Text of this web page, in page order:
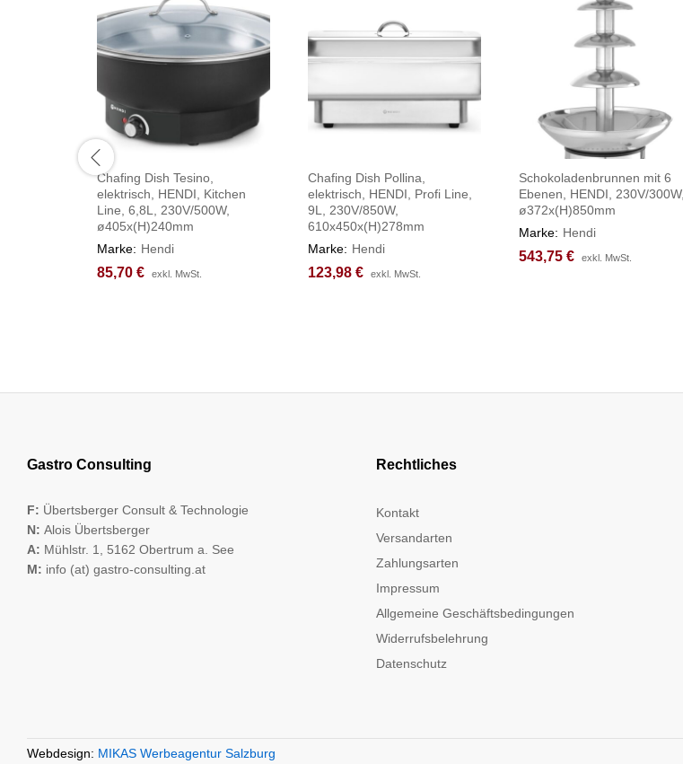
Chafing Dish Tesino,
elektrisch, HENDI, Kitchen
Line, 6,8L, 230V/500W,
ø405x(H)240mm
Marke: Hendi
85,70 € exkl. MwSt.
85,70 € exkl. MwSt.
Chafing Dish Pollina,
elektrisch, HENDI, Profi Line,
9L, 230V/850W,
610x450x(H)278mm
Marke: Hendi
123,98 € exkl. MwSt.
123,98 € exkl. MwSt.
Schokoladenbrunnen mit 6
Ebenen, HENDI, 230V/300W,
ø372x(H)850mm
Marke: Hendi
543,75 € exkl. MwSt.
543,75 € exkl. MwSt.
Gastro Consulting
F: Übertsberger Consult & Technologie
N: Alois Übertsberger
A: Mühlstr. 1, 5162 Obertrum a. See
M: info (at) gastro-consulting.at
Rechtliches
Kontakt
Versandarten
Zahlungsarten
Impressum
Allgemeine Geschäftsbedingungen
Widerrufsbelehrung
Datenschutz
Webdesign: MIKAS Werbeagentur Salzburg